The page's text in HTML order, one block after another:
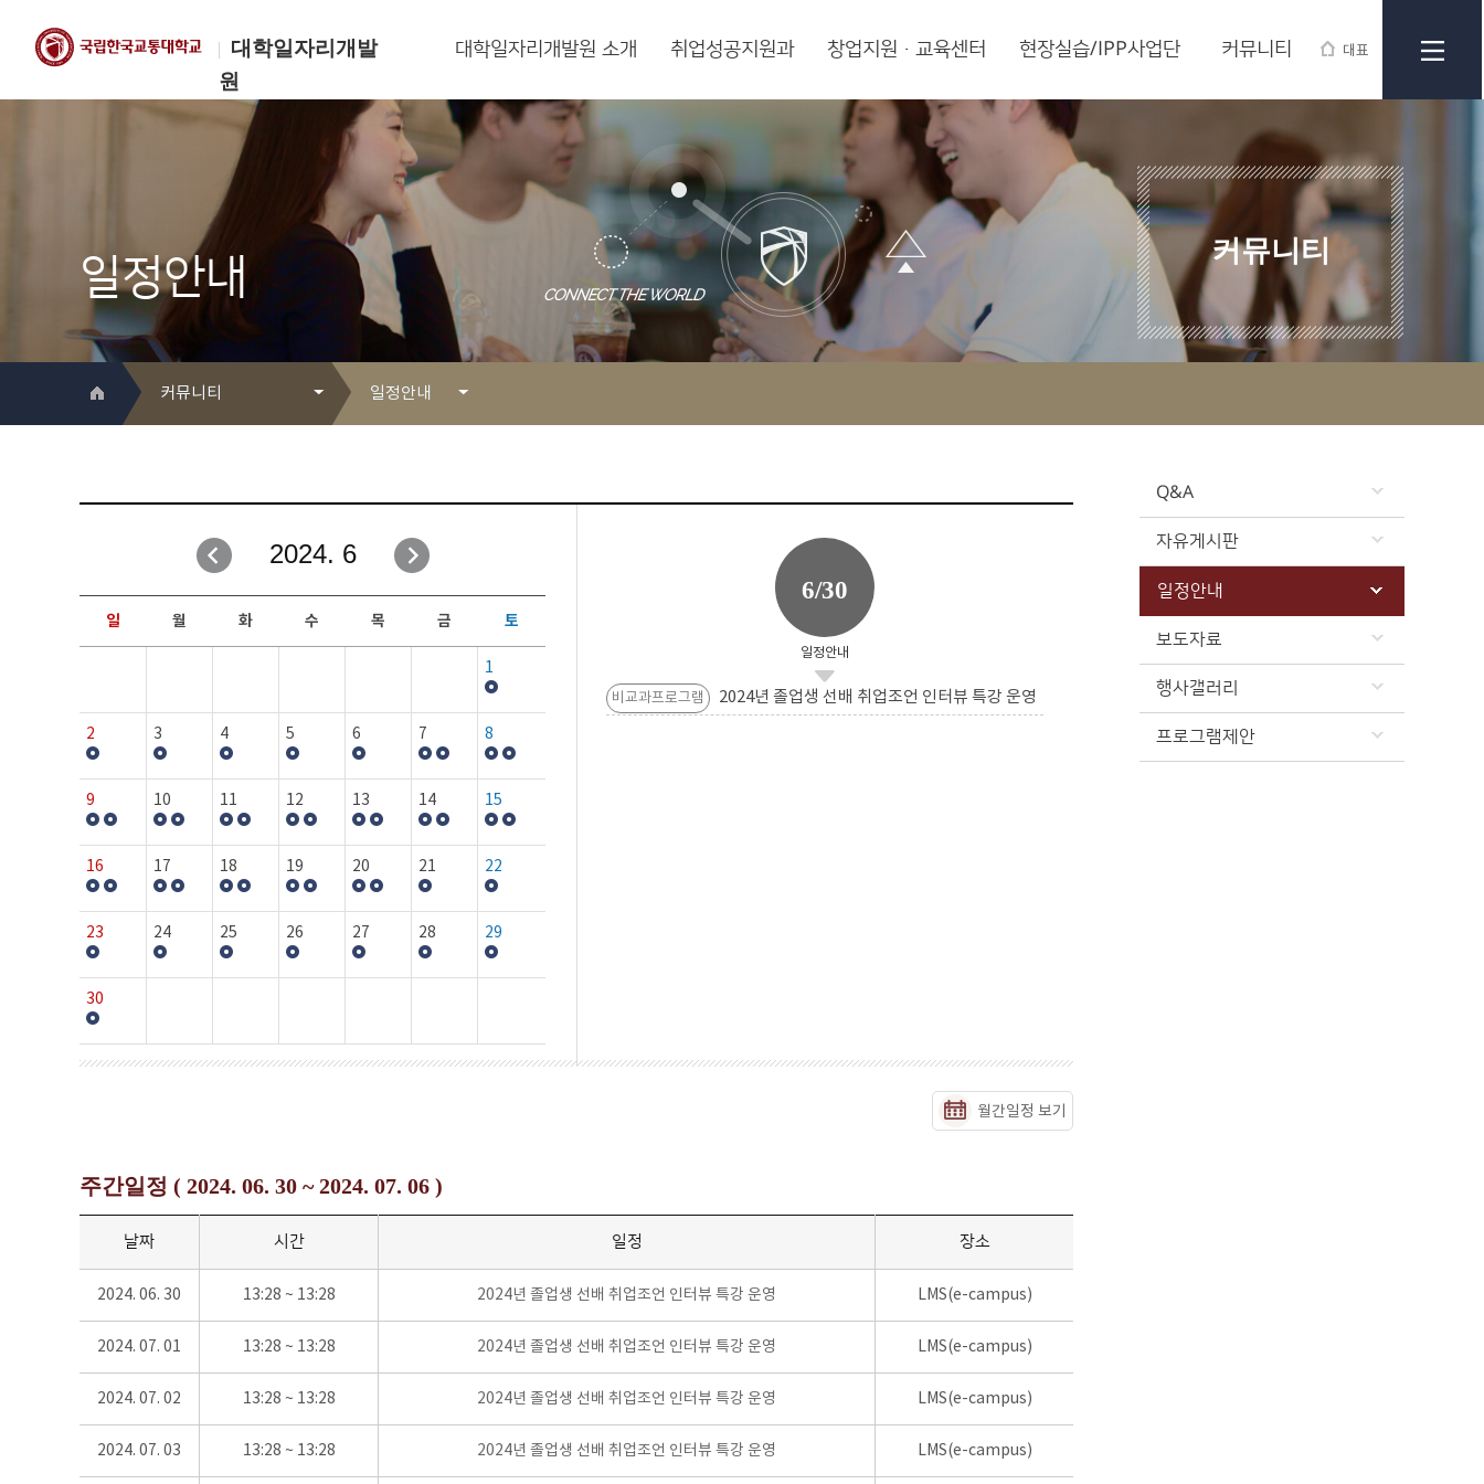
대학일자리개발
원
대표
한국교통대학교
대학일자리개발원
대학일자리개발원 소개 취업성공지원과 창업지원·교육센터 현장실습/IPP사업단 커뮤니티
일정안내
커뮤니티
커뮤니티
취업성공지원과
창업지원·교육센터
현장실습/IPP사업단
커뮤니티
일정안내
자유게시판
일정안내
보도자료
행사갤러리
Q&A
자유게시판
일정안내
보도자료
행사갤러리
프로그램제안
2024. 6
일 월 화 수 목 금 토
1
2 3 4 5 6 7 8
9 10 11 12 13 14 15
16 17 18 19 20 21 22
23 24 25 26 27 28 29
30
6/30
일정안내
비교과프로그램 2024년 졸업생 선배 취업조언 인터뷰 특강 운영
월간일정 보기
주간일정 ( 2024. 06. 30 ~ 2024. 07. 06 )
날짜 시간 일정 장소
2024. 06. 30 13:28 ~ 13:28 2024년 졸업생 선배 취업조언 인터뷰 특강 운영 LMS(e-campus)
2024. 07. 01 13:28 ~ 13:28 2024년 졸업생 선배 취업조언 인터뷰 특강 운영 LMS(e-campus)
2024. 07. 02 13:28 ~ 13:28 2024년 졸업생 선배 취업조언 인터뷰 특강 운영 LMS(e-campus)
2024. 07. 03 13:28 ~ 13:28 2024년 졸업생 선배 취업조언 인터뷰 특강 운영 LMS(e-campus)